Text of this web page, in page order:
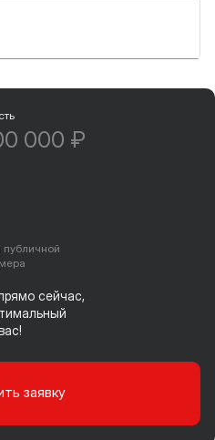
000 ₽
сейчас,
заявку